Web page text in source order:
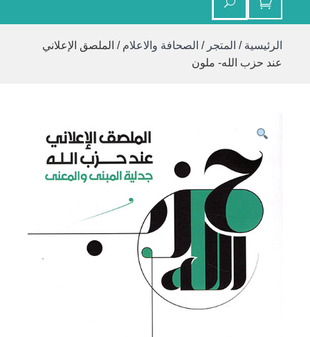
الرئيسية / المتجر / الصحافة والاعلام / الملصق الإعلاني
عند حزب الله- ملون